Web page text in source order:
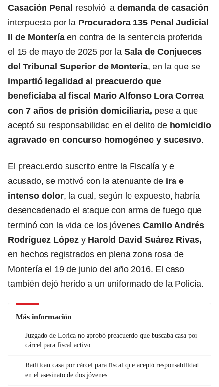
Casación Penal resolvió la demanda de casación
interpuesta por la Procuradora 135 Penal Judicial
II de Montería en contra de la sentencia proferida
el 15 de mayo de 2025 por la Sala de Conjueces
del Tribunal Superior de Montería, en la que se
impartió legalidad al preacuerdo que
beneficiaba al fiscal Mario Alfonso Lora Correa
con 7 años de prisión domiciliaria, pese a que
aceptó su responsabilidad en el delito de homicidio
agravado en concurso homogéneo y sucesivo.
El preacuerdo suscrito entre la Fiscalía y el
acusado, se motivó con la atenuante de ira e
intenso dolor, la cual, según lo expuesto, habría
desencadenado el ataque con arma de fuego que
terminó con la vida de los jóvenes Camilo Andrés
Rodríguez López y Harold David Suárez Rivas,
en hechos registrados en plena zona rosa de
Montería el 19 de junio del año 2016. El caso
también dejó herido a un uniformado de la Policía.
Más información
Juzgado de Lorica no aprobó preacuerdo que buscaba casa por
cárcel para fiscal activo
Ratifican casa por cárcel para fiscal que aceptó responsabilidad
en el asesinato de dos jóvenes